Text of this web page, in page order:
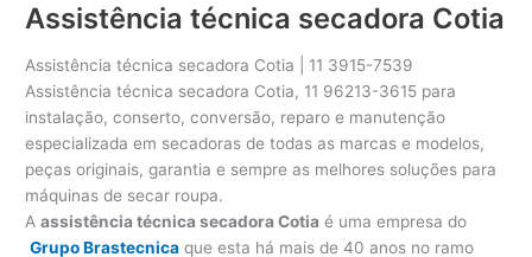
Assistência técnica secadora Cotia
Assistência técnica secadora Cotia | 11 3915-7539
Assistência técnica secadora Cotia, 11 96213-3615 para
instalação, conserto, conversão, reparo e manutenção
especializada em secadoras de todas as marcas e modelos,
peças originais, garantia e sempre as melhores soluções para
máquinas de secar roupa.
Aassistência técnica secadora Cotia é uma empresa do
Grupo Brastecnica que esta há mais de 40 anos no ramo